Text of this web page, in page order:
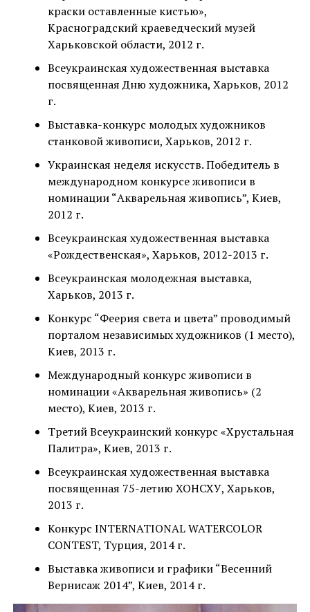
краски оставленные кистью»,
Красноградский краеведческий музей
Харьковской области, 2012 г.
Всеукраинская художественная выставка
посвященная Дню художника, Харьков, 2012
г.
Выставка-конкурс молодых художников
станковой живописи, Харьков, 2012 г.
Украинская неделя искусств. Победитель в
международном конкурсе живописи в
номинации “Акварельная живопись”, Киев,
2012 г.
Всеукраинская художественная выставка
«Рождественская», Харьков, 2012-2013 г.
Всеукраинская молодежная выставка,
Харьков, 2013 г.
Конкурс “Феерия света и цвета” проводимый
порталом независимых художников (1 место),
Киев, 2013 г.
Международный конкурс живописи в
номинации «Акварельная живопись» (2
место), Киев, 2013 г.
Третий Всеукраинский конкурс «Хрустальная
Палитра», Киев, 2013 г.
Всеукраинская художественная выставка
посвященная 75-летию ХОНСХУ, Харьков,
2013 г.
Конкурс INTERNATIONAL WATERCOLOR
CONTEST, Турция, 2014 г.
Выставка живописи и графики “Весенний
Вернисаж 2014”, Киев, 2014 г.